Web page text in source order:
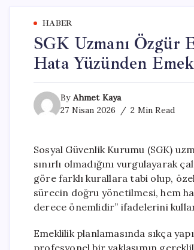
HABER
SGK Uzmanı Özgür
Hata Yüzünden
By Ahmet Kaya
27 Nisan 2026
2 Min Read
Sosyal Güvenlik Kurumu (SGK)
sınırlı olmadığını vurgulayarak
göre farklı kurallara tabi olup,
sürecin doğru yönetilmesi, hem
derece önemlidir” ifadelerini
Emeklilik planlamasında sıkça
profesyonel bir yaklaşımın